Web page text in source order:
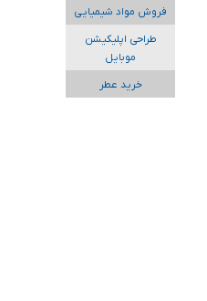
فروش مواد شیمیایی
طراحی اپلیکیشن
موبایل
خرید عطر